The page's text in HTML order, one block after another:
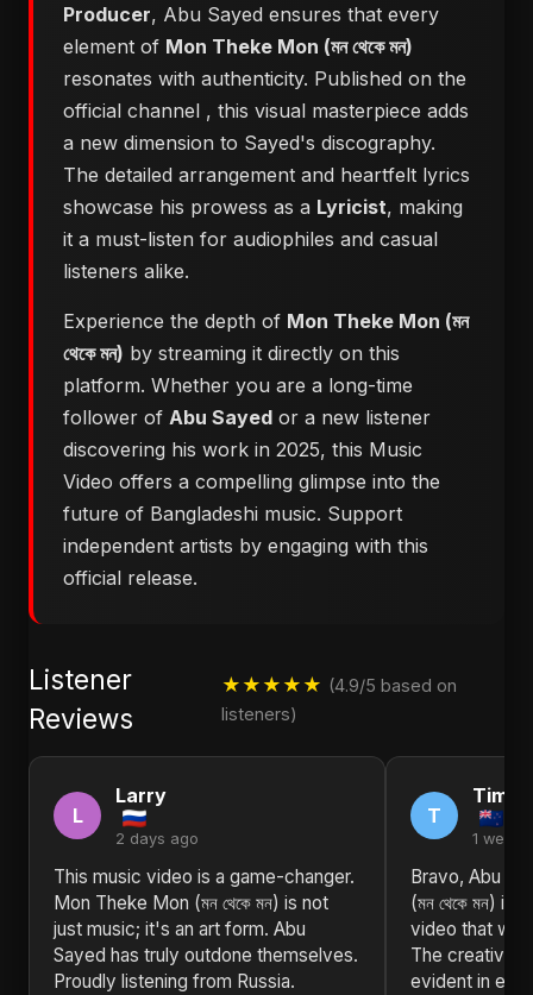
Producer, Abu Sayed ensures that every
element of Mon Theke Mon (মন থেকে মন)
resonates with authenticity. Published on the
official channel , this visual masterpiece adds
a new dimension to Sayed's discography.
The detailed arrangement and heartfelt lyrics
showcase his prowess as a Lyricist, making
it a must-listen for audiophiles and casual
listeners alike.
Experience the depth of Mon Theke Mon (মন
থেকে মন) by streaming it directly on this
platform. Whether you are a long-time
follower of Abu Sayed or a new listener
discovering his work in 2025, this Music
Video offers a compelling glimpse into the
future of Bangladeshi music. Support
independent artists by engaging with this
official release.
Listener
Reviews
★★★★★ (4.9/5 based on
listeners)
L
Larry
2 days ago
This music video is a game-changer.
Mon Theke Mon (মন থেকে মন) is not
just music; it's an art form. Abu
Sayed has truly outdone themselves.
Proudly listening from Russia.
T
1 week
Bravo, Abu
(মন থেকে মন) is
video that will
The creativity
evident in